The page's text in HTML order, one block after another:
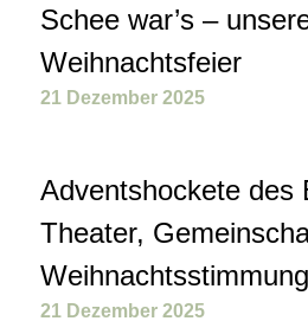
Schee war’s –
Weihnachtsfeier
21 Dezember 2025
Adventshockete des
Theater,
Weihnachtsstimmung
21 Dezember 2025